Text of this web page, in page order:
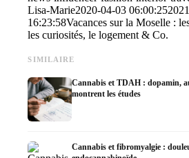
Lisa-Marie2020-04-03 06:00:25
16:23:58Vacances sur la Moselle :
les curiosités, le logement & Co.
SIMILAIRE
Cannabis et TDAH : dopamin,
montrent les études
Cannabis et fibromyalgie :